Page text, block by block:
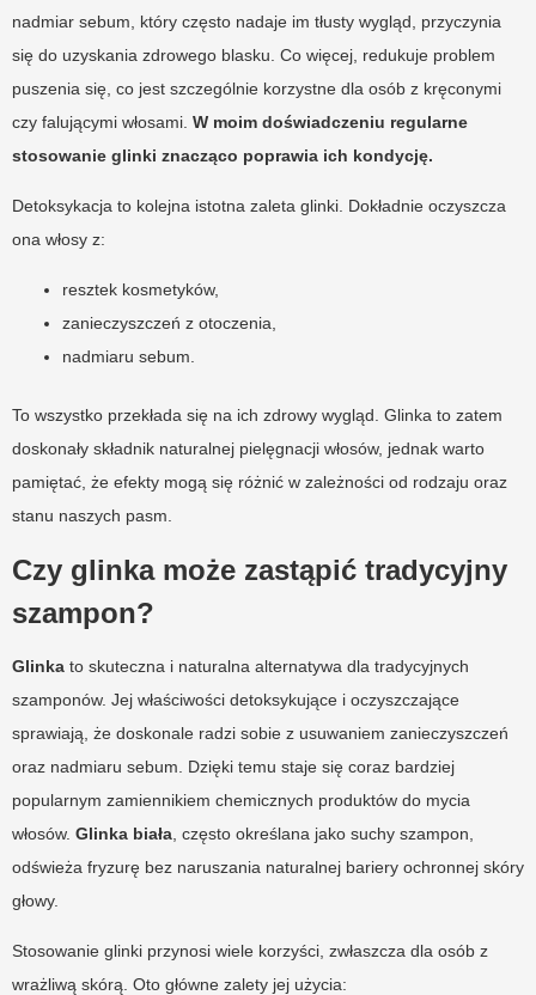
nadmiar sebum, który często nadaje im tłusty wygląd, przyczynia
się do uzyskania zdrowego blasku. Co więcej, redukuje problem
puszenia się, co jest szczególnie korzystne dla osób z kręconymi
czy falującymi włosami. W moim doświadczeniu regularne
stosowanie glinki znacząco poprawia ich kondycję.
Detoksykacja to kolejna istotna zaleta glinki. Dokładnie oczyszcza
ona włosy z:
resztek kosmetyków,
zanieczyszczeń z otoczenia,
nadmiaru sebum.
To wszystko przekłada się na ich zdrowy wygląd. Glinka to zatem
doskonały składnik naturalnej pielęgnacji włosów, jednak warto
pamiętać, że efekty mogą się różnić w zależności od rodzaju oraz
stanu naszych pasm.
Czy glinka może zastąpić tradycyjny
szampon?
Glinka to skuteczna i naturalna alternatywa dla tradycyjnych
szamponów. Jej właściwości detoksykujące i oczyszczające
sprawiają, że doskonale radzi sobie z usuwaniem zanieczyszczeń
oraz nadmiaru sebum. Dzięki temu staje się coraz bardziej
popularnym zamiennikiem chemicznych produktów do mycia
włosów. Glinka biała , często określana jako suchy szampon,
odświeża fryzurę bez naruszania naturalnej bariery ochronnej skóry
głowy.
Stosowanie glinki przynosi wiele korzyści, zwłaszcza dla osób z
wrażliwą skórą. Oto główne zalety jej użycia: